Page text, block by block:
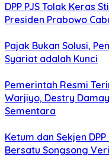
DPP PJS Tolak Keras
Presiden Prabowo
Pajak Bukan Solusi,
Syariat adalah Kunci
Pemerintah Resmi
Warjiyo, Destry
Sementara
Ketum dan Sekjen
Bersatu Songsong